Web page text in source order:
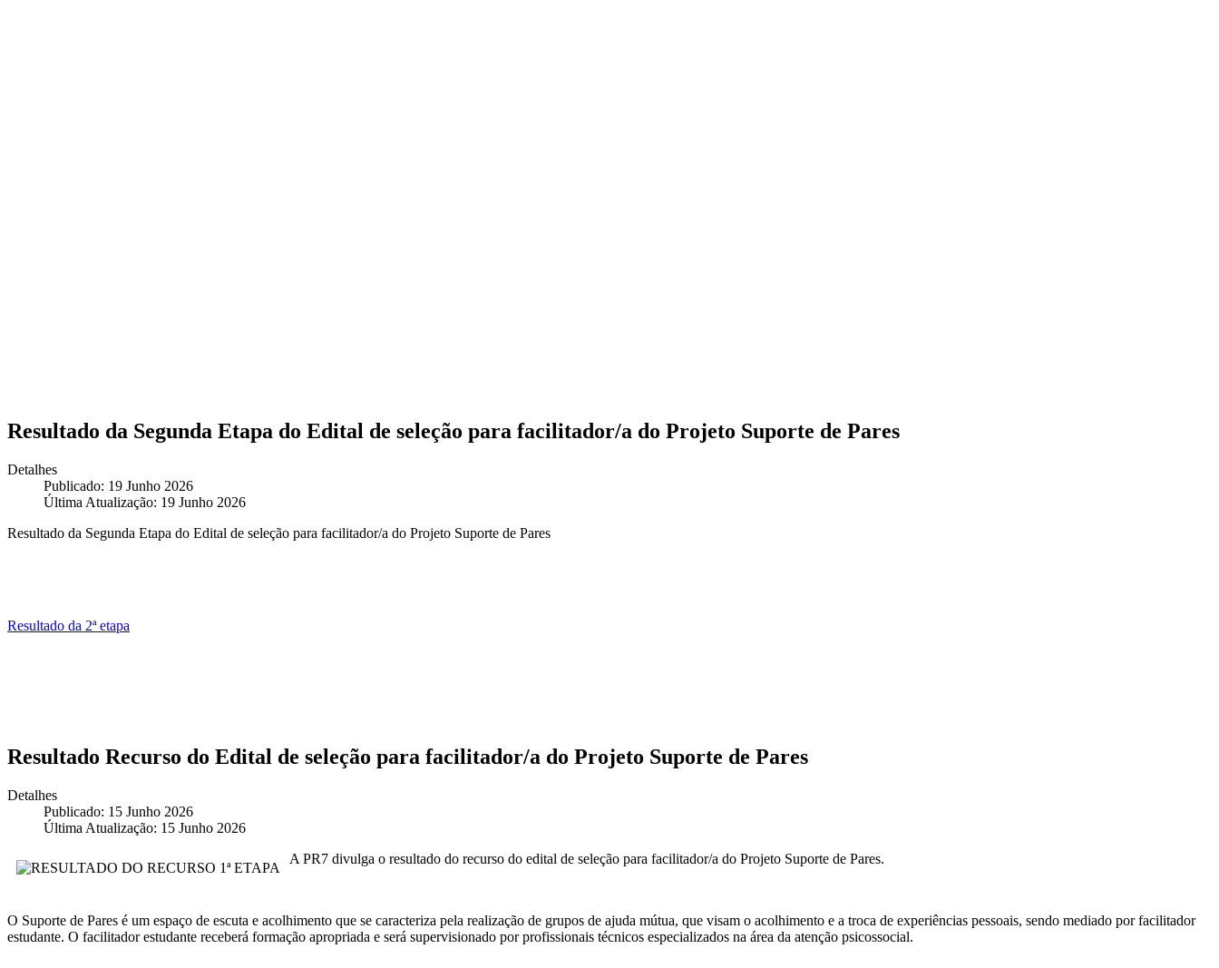
Resultado da Segunda Etapa do Edital de seleção para facilitador/a do Projeto Suporte de Pares
Detalhes
Publicado: 19 Junho 2026
Última Atualização: 19 Junho 2026
Resultado da Segunda Etapa do Edital de seleção para facilitador/a do Projeto Suporte de Pares
Resultado da 2ª etapa
Resultado Recurso do Edital de seleção para facilitador/a do Projeto Suporte de Pares
Detalhes
Publicado: 15 Junho 2026
Última Atualização: 15 Junho 2026
A PR7 divulga o resultado do recurso do edital de seleção para facilitador/a do Projeto Suporte de Pares.
O Suporte de Pares é um espaço de escuta e acolhimento que se caracteriza pela realização de grupos de ajuda mútua, que visam o acolhimento e a troca de experiências pessoais, sendo mediado por facilitador
estudante. O facilitador estudante receberá formação apropriada e será supervisionado por profissionais técnicos especializados na área da atenção psicossocial.